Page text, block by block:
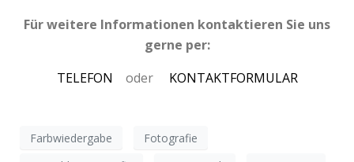
Für weitere Informationen kontaktieren Sie uns
gerne per:
TELEFON oder KONTAKTFORMULAR
Farbwiedergabe
Fotografie